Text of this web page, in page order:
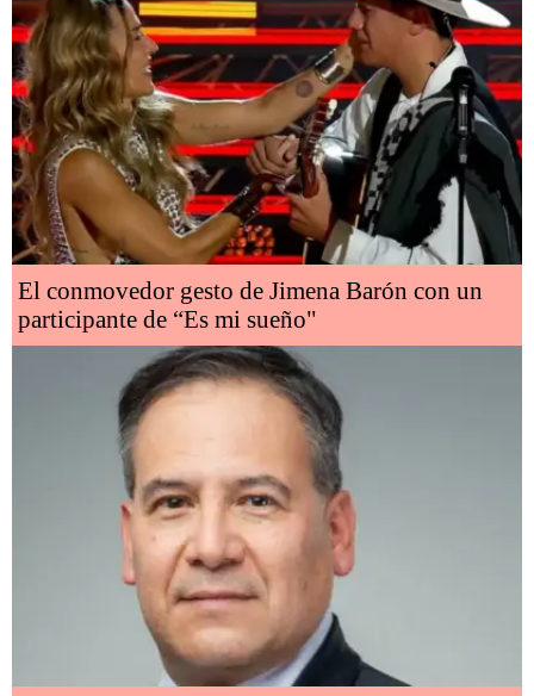
El conmovedor gesto de Jimena Barón con un
participante de “Es mi sueño"